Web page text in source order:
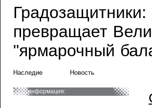
превращает
"ярмарочный
Наследие Новость
информация: